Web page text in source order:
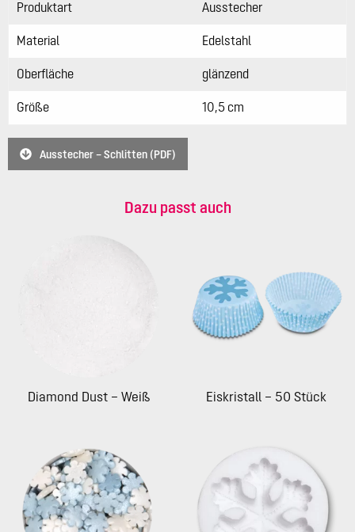
Produktart Ausstecher
Material Edelstahl
Oberfläche glänzend
Größe 10,5 cm
Ausstecher – Schlitten (PDF)
Dazu passt auch
Diamond Dust – Weiß Eiskristall – 50 Stück